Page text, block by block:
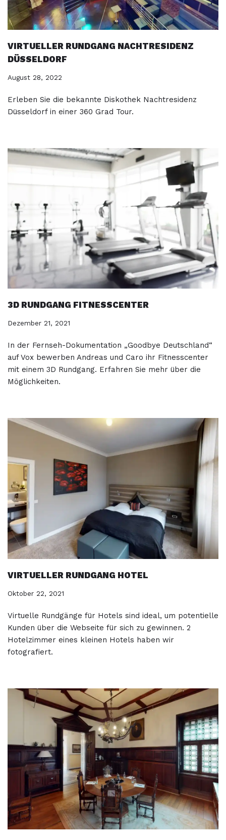
VIRTUELLER RUNDGANG NACHTRESIDENZ
DÜSSELDORF
August 28, 2022
Erleben Sie die bekannte Diskothek Nachtresidenz
Düsseldorf in einer 360 Grad Tour.
3D RUNDGANG FITNESSCENTER
Dezember 21, 2021
In der Fernseh-Dokumentation „Goodbye Deutschland“
auf Vox bewerben Andreas und Caro ihr Fitnesscenter
mit einem 3D Rundgang. Erfahren Sie mehr über die
Möglichkeiten.
VIRTUELLER RUNDGANG HOTEL
Oktober 22, 2021
Virtuelle Rundgänge für Hotels sind ideal, um potentielle
Kunden über die Webseite für sich zu gewinnen. 2
Hotelzimmer eines kleinen Hotels haben wir
fotografiert.